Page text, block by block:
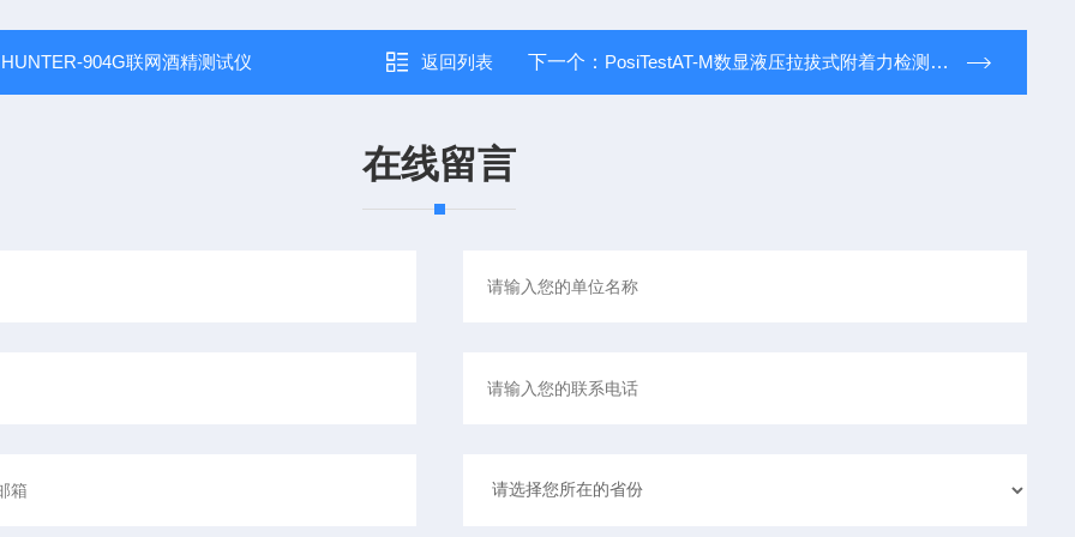
HUNTER-904G联网酒精测试仪 返回列表 下一个： PosiTestAT-M数显液压拉拔式附着力检测仪PosiTestAT-M
在线留言